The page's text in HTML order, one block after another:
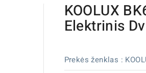
KOOLUX
Elektrinis
Prekės ženklas :